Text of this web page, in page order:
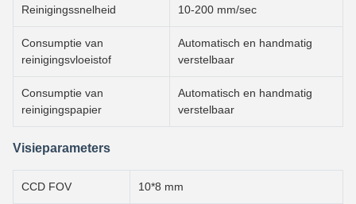
Reinigingssnelheid 10-200 mm/sec
Consumptie van
reinigingsvloeistof
Automatisch en handmatig
verstelbaar
Consumptie van
reinigingspapier
Automatisch en handmatig
verstelbaar
Visieparameters
CCD FOV 10*8 mm